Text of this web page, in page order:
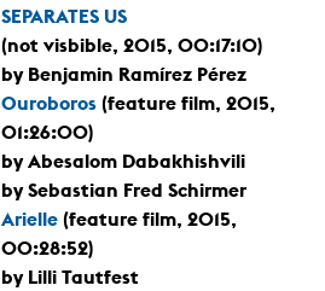
SEPARATES US
(not visbible, 2015, 00:17:10)
by Benjamin Ramírez Pérez
Ouroboros (feature film, 2015,
01:26:00)
by Abesalom Dabakhishvili
by Sebastian Fred Schirmer
Arielle (feature film, 2015,
00:28:52)
by Lilli Tautfest